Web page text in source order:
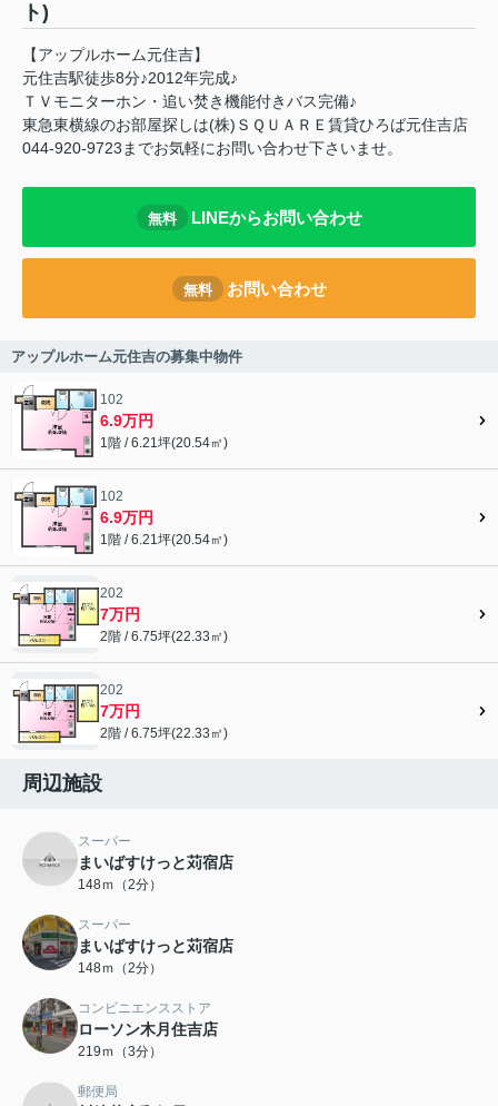
ト)
【アップルホーム元住吉】
元住吉駅徒歩8分♪2012年完成♪
ＴＶモニターホン・追い焚き機能付きバス完備♪
東急東横線のお部屋探しは(株)ＳＱＵＡＲＥ賃貸ひろば元住吉店
044-920-9723までお気軽にお問い合わせ下さいませ。
無料 LINEからお問い合わせ
無料 お問い合わせ
アップルホーム元住吉の募集中物件
102
6.9万円
1階 / 6.21坪(20.54㎡)
102
6.9万円
1階 / 6.21坪(20.54㎡)
202
7万円
2階 / 6.75坪(22.33㎡)
202
7万円
2階 / 6.75坪(22.33㎡)
周辺施設
スーパー
まいばすけっと苅宿店
148ｍ（2分）
スーパー
まいばすけっと苅宿店
148ｍ（2分）
コンビニエンスストア
ローソン木月住吉店
219ｍ（3分）
郵便局